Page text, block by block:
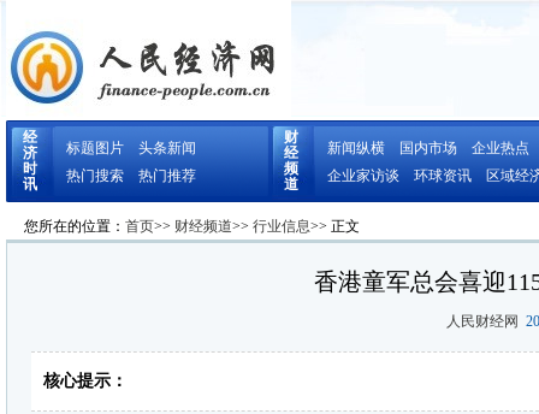
经
济
时
讯
标题图片
头条新闻
热门搜索
热门推荐
财
经
频
道
新闻纵横 国内市场
企业热点
企业家访谈
环球资讯 区域经
您所在的位置： 首页>> 财经频道>> 行业信息>> 正文
香港童军总会喜迎
人民财经网
核心提示：